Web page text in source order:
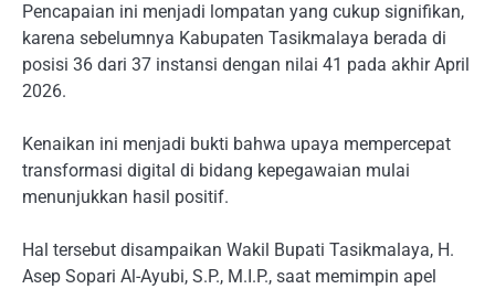
Pencapaian ini menjadi lompatan yang cukup signifikan,
karena sebelumnya Kabupaten Tasikmalaya berada di
posisi 36 dari 37 instansi dengan nilai 41 pada akhir April
2026.
Kenaikan ini menjadi bukti bahwa upaya mempercepat
transformasi digital di bidang kepegawaian mulai
menunjukkan hasil positif.
Hal tersebut disampaikan Wakil Bupati Tasikmalaya, H.
Asep Sopari Al-Ayubi, S.P., M.I.P., saat memimpin apel